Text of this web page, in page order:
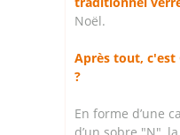
Noël.
Après tout,
?
En forme d’une